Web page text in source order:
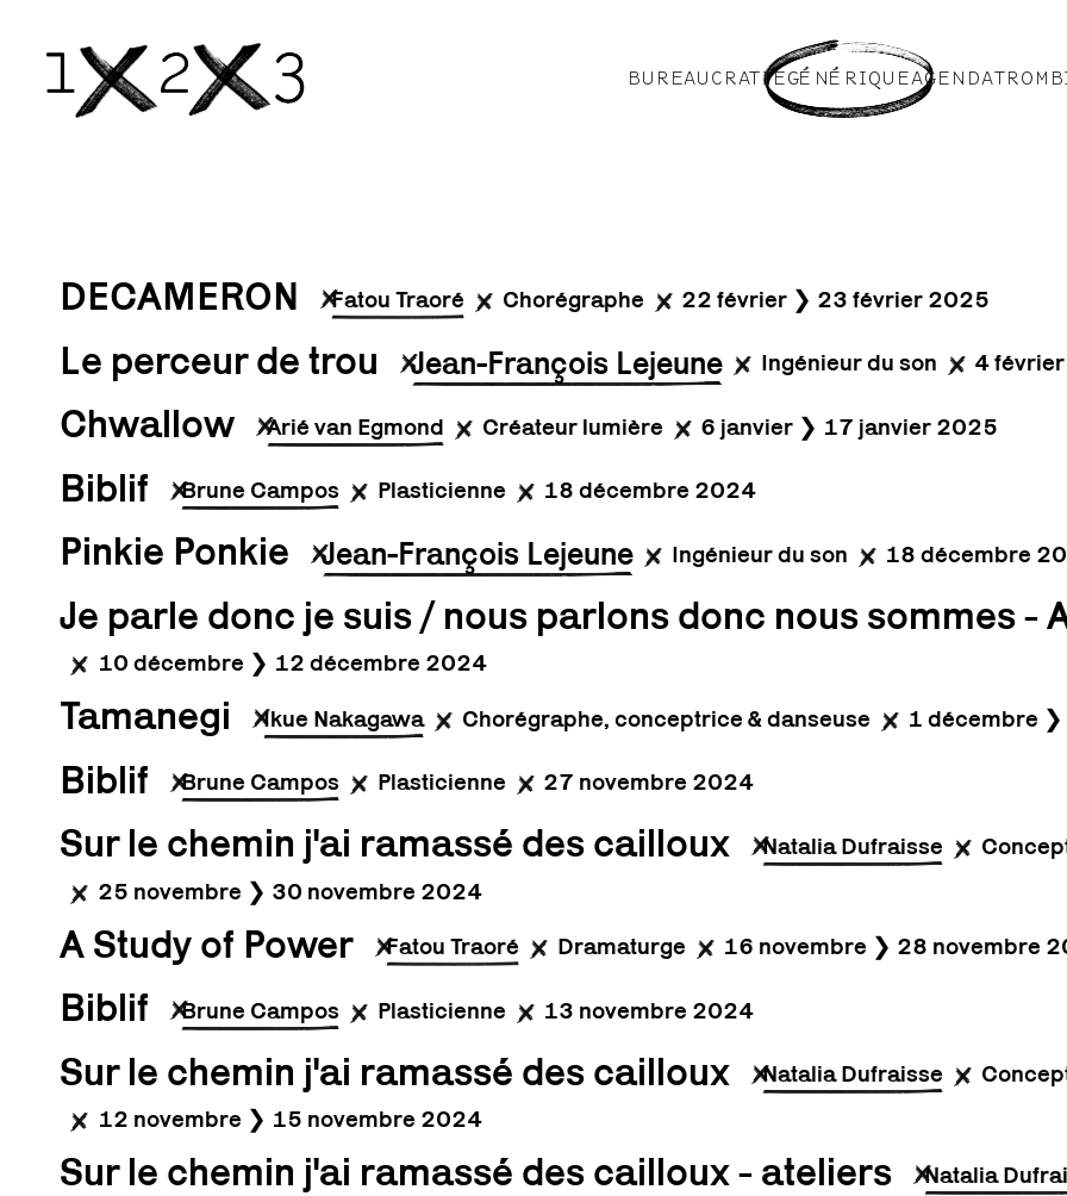
BUREAUCRATIEGÉNÉRIQUEAGENDA
DECAMERON Fatou Traoré Chorégraphe 22 février ❯ 23 février 2025
Le perceur de trou Jean-François Lejeune Ingénieur du son 4
Chwallow Arié van Egmond Créateur lumière 6 janvier ❯ 17 janvier 2025
Biblif Brune Campos Plasticienne 18 décembre 2024
Pinkie Ponkie Jean-François Lejeune Ingénieur du son 18 décembre
Je parle donc je suis / nous parlons donc nous sommes -
10 décembre ❯ 12 décembre 2024
Tamanegi Ikue Nakagawa Chorégraphe, conceptrice & danseuse 1 décembre
Biblif Brune Campos Plasticienne 27 novembre 2024
Sur le chemin j'ai ramassé des cailloux Natalia Dufraisse
25 novembre ❯ 30 novembre 2024
A Study of Power Fatou Traoré Dramaturge 16 novembre ❯ 28 novembre
Biblif Brune Campos Plasticienne 13 novembre 2024
Sur le chemin j'ai ramassé des cailloux Natalia Dufraisse
12 novembre ❯ 15 novembre 2024
Sur le chemin j'ai ramassé des cailloux - ateliers
Natalia